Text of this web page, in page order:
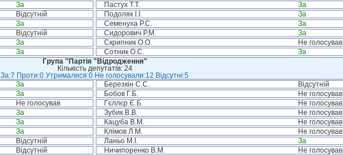
За Пастух Т.Т.
За
Відсутній Подоляк І.І.
За
За Семенуха Р.С.
За
Відсутній Сидорович Р.М.
За
За Скрипник О.О.
Не голосував
За Сотник О.С.
За
Група "Партія "Відродження"
Кількість депутатів: 24
За:7 Проти:0 Утрималися:0 Не голосували:12 Відсутні:5
За Березкін С.С.
Відсутній
За Бобов Г.Б.
Не голосував
Не голосував Гєллєр Є.Б.
Не голосував
За Зубик В.В.
Не голосував
За Кацуба В.М.
Не голосував
За Клімов Л.М.
Не голосував
Відсутній Ланьо М.І.
За
Відсутній Ничипоренко В.М.
Не голосував